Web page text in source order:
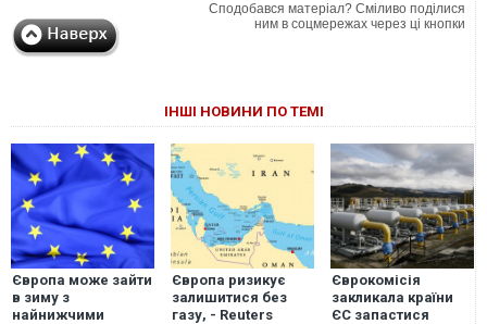
Сподобався матеріал? Сміливо поділися
ним в соцмережах через ці кнопки
ІНШІ НОВИНИ ПО ТЕМІ
Європа може зайти
в зиму з
найнижчими
Європа ризикує
залишитися без
газу, - Reuters
Єврокомісія
закликала країни
ЄС запастися